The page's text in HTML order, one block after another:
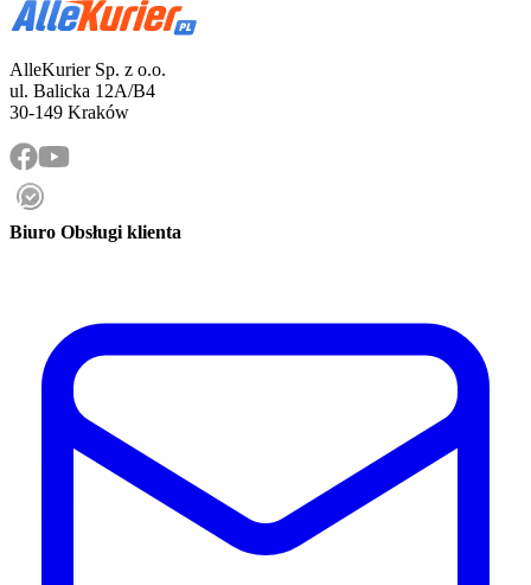
AlleKurier Sp. z o.o.
ul. Balicka 12A/B4
30-149 Kraków
Biuro Obsługi klienta